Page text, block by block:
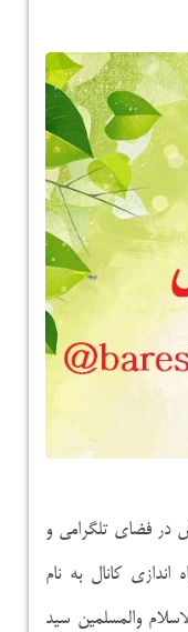
در فضای تلگرامی و
کانال به نام
والمسلمین سید